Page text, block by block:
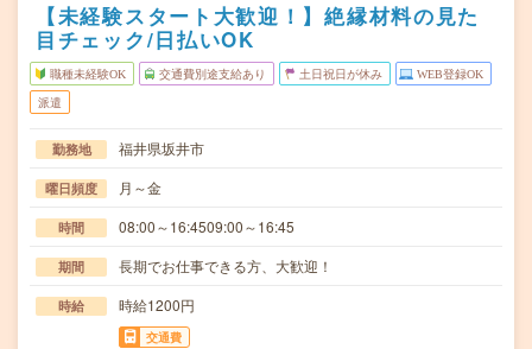
【未経験スタート大歓迎！】絶縁材料の見た
目チェック/日払いOK
職種未経験OK 交通費別途支給あり 土日祝日が休み WEB登録OK
派遣
勤務地 福井県坂井市
曜日頻度 月～金
時間 08:00～16:4509:00～16:45
期間 長期でお仕事できる方、大歓迎！
時給 時給1200円
交通費